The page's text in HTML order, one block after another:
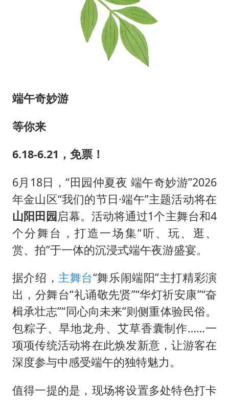
端午奇妙游
等你来
6.18-6.21，免票！
6月18日，“田园仲夏夜 端午奇妙游”2026
年金山区“我们的节日·端午”主题活动将在
山阳田园启幕。活动将通过1个主舞台和4
个分舞台，打造一场集“听、玩、逛、
赏、拍”于一体的沉浸式端午夜游盛宴。
据介绍， 主舞台“舞乐闹端阳”主打精彩演
出，分舞台“礼诵敬先贤”“华灯祈安康”“奋
楫承壮志”“同心向未来”则侧重体验民俗。
包粽子、旱地龙舟、艾草香囊制作……一
项项传统活动将在此焕发新意，让游客在
深度参与中感受端午的独特魅力。
值得一提的是，现场将设置多处特色打卡